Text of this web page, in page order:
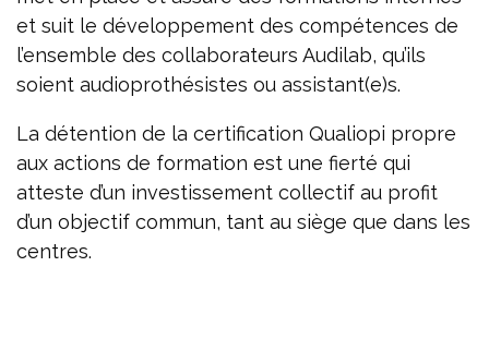
et suit le développement des compétences de
l’ensemble des collaborateurs Audilab, qu’ils
soient audioprothésistes ou assistant(e)s.
La détention de la certification Qualiopi propre
aux actions de formation est une fierté qui
atteste d’un investissement collectif au profit
d’un objectif commun, tant au siège que dans les
centres.